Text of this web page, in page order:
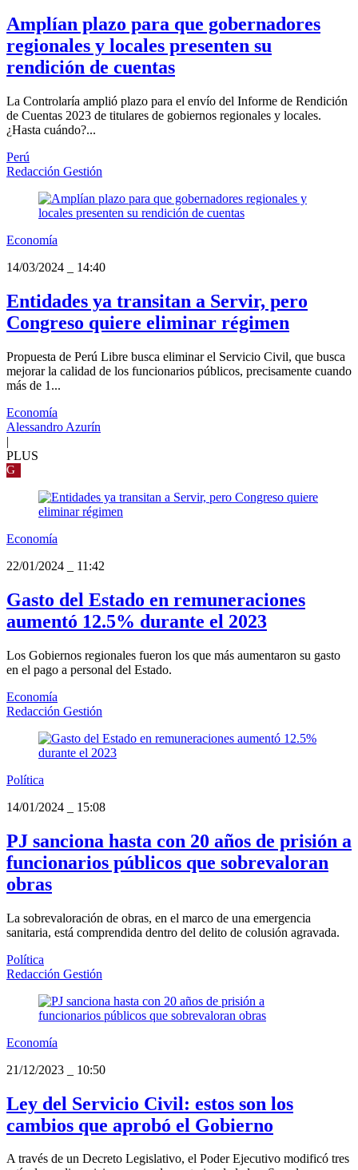
Amplían plazo para que gobernadores
regionales y locales presenten su
rendición de cuentas
La Controlaría amplió plazo para el envío del Informe de Rendición
de Cuentas 2023 de titulares de gobiernos regionales y locales.
¿Hasta cuándo?...
Perú
Redacción Gestión
Economía
14/03/2024
14:40
Entidades ya transitan a Servir, pero
Congreso quiere eliminar régimen
Propuesta de Perú Libre busca eliminar el Servicio Civil, que busca
mejorar la calidad de los funcionarios públicos, precisamente cuando
más de 1...
Economía
Alessandro Azurín
|
PLUS
G
Economía
22/01/2024
11:42
Gasto del Estado en remuneraciones
aumentó 12.5% durante el 2023
Los Gobiernos regionales fueron los que más aumentaron su gasto
en el pago a personal del Estado.
Economía
Redacción Gestión
Política
14/01/2024
15:08
PJ sanciona hasta con 20 años de prisión a
funcionarios públicos que sobrevaloran
obras
La sobrevaloración de obras, en el marco de una emergencia
sanitaria, está comprendida dentro del delito de colusión agravada.
Política
Redacción Gestión
Economía
21/12/2023
10:50
Ley del Servicio Civil: estos son los
cambios que aprobó el Gobierno
A través de un Decreto Legislativo, el Poder Ejecutivo modificó tres